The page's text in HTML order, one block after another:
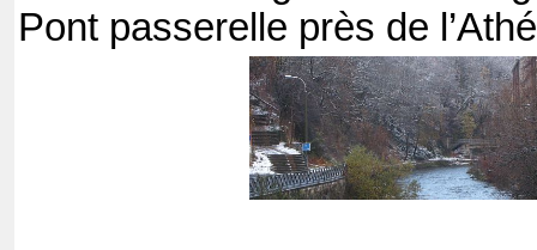
Pont passerelle près de